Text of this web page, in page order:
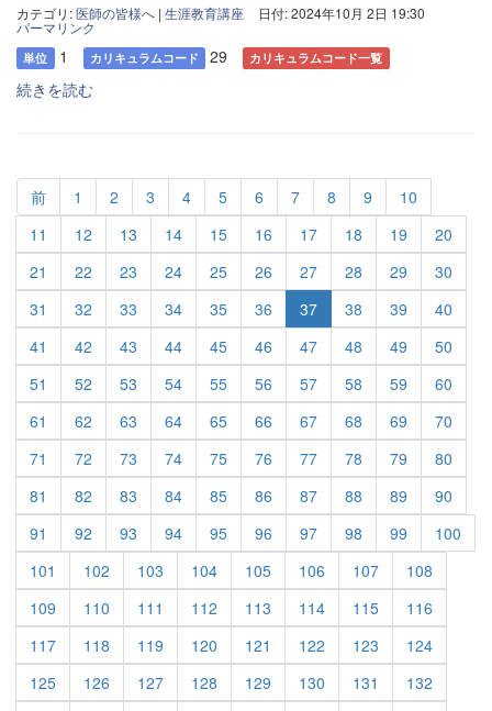
カテゴリ:医師の皆様へ | 生涯教育講座 日付: 2024年10月 2日 19:30
パーマリンク
単位 1 カリキュラムコード 29 カリキュラムコード一覧
続きを読む
前 1 2 3 4 5 6 7 8 9
10
11
12 13 14 15 16 17 18 19
20
21
22 23 24 25 26 27 28 29
30
31
32 33 34 35 36 37 38 39
40
41
42 43 44 45 46 47 48 49
50
51
52 53 54 55 56 57 58 59
60
61
62 63 64 65 66 67 68 69
70
71
72 73 74 75 76 77 78 79
80
81
82 83 84 85 86 87 88 89
90
91
92 93 94 95 96 97 98 99
100
101
102 103 104 105 106 107
108
109
110 111 112 113 114 115
116
117
118 119 120 121 122 123
124
125
126 127 128 129 130 131
132